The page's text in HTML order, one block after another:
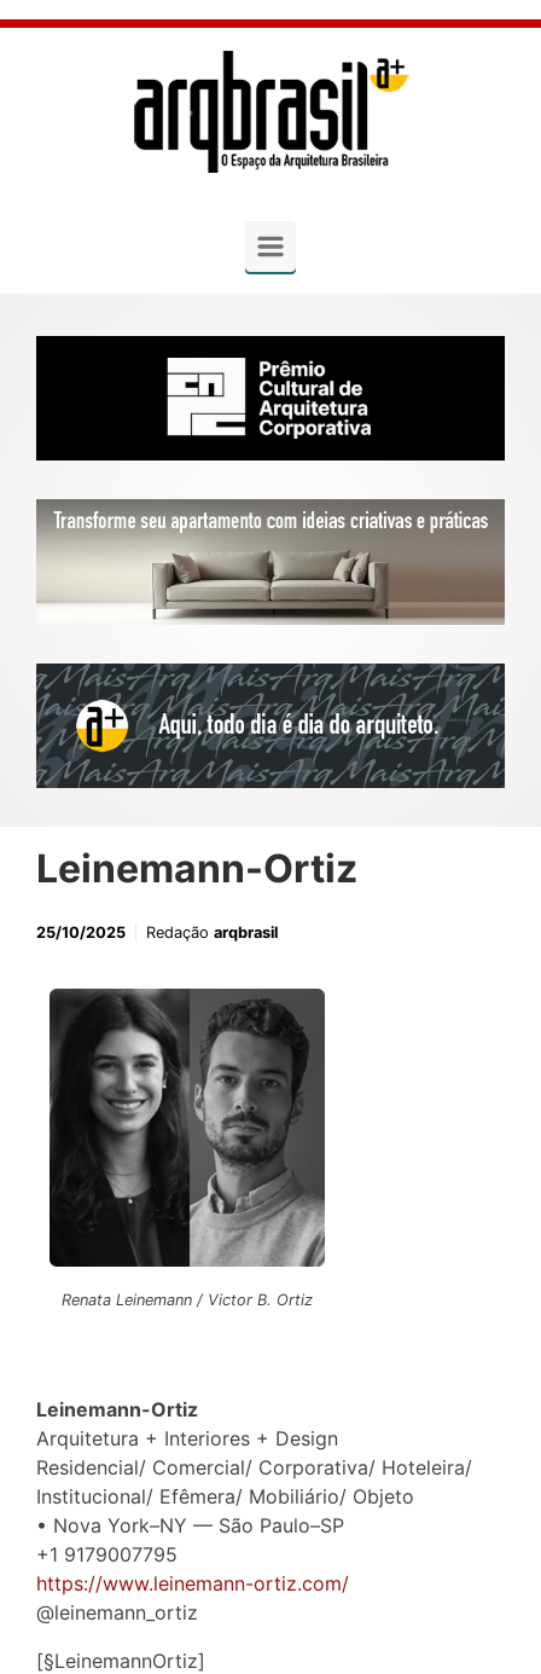
Skip to main content
Leinemann-Ortiz
25/10/2025 Redação arqbrasil
Renata Leinemann / Victor B. Ortiz
Leinemann-Ortiz
Arquitetura + Interiores + Design
Residencial/ Comercial/ Corporativa/ Hoteleira/
Institucional/ Efêmera/ Mobiliário/ Objeto
• Nova York–NY — São Paulo–SP
+1 9179007795
https://www.leinemann-ortiz.com/
@leinemann_ortiz
[§LeinemannOrtiz]